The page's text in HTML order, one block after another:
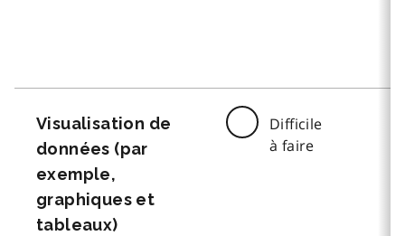
Visualisation de
données (par
exemple,
graphiques et
tableaux)
Difficile
à faire